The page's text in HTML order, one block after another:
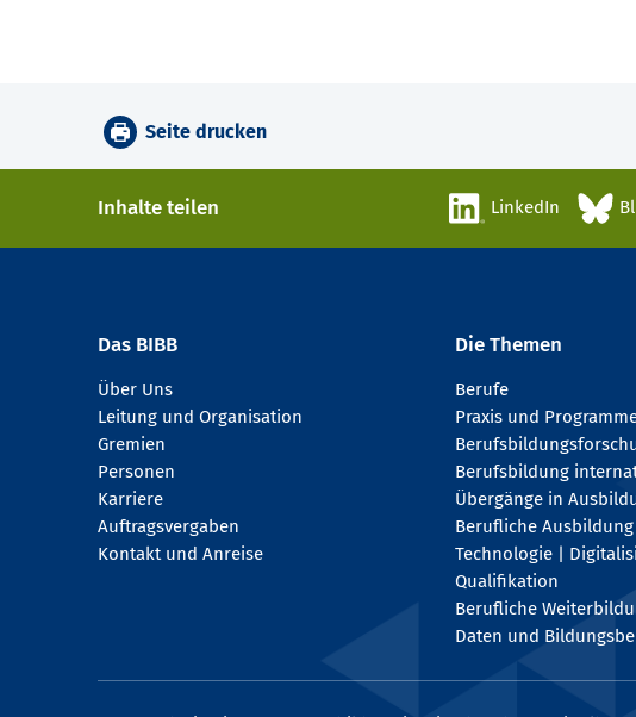
Seite drucken
Inhalte teilen LinkedIn
Das BIBB
Über Uns
Leitung und Organisation
Gremien
Personen
Karriere
Auftragsvergaben
Kontakt und Anreise
Die Themen
Berufe
Praxis und
Berufsbildung
Übergänge in
Berufliche Ausbildung
Technologie |
Qualifikation
Berufliche
Daten und